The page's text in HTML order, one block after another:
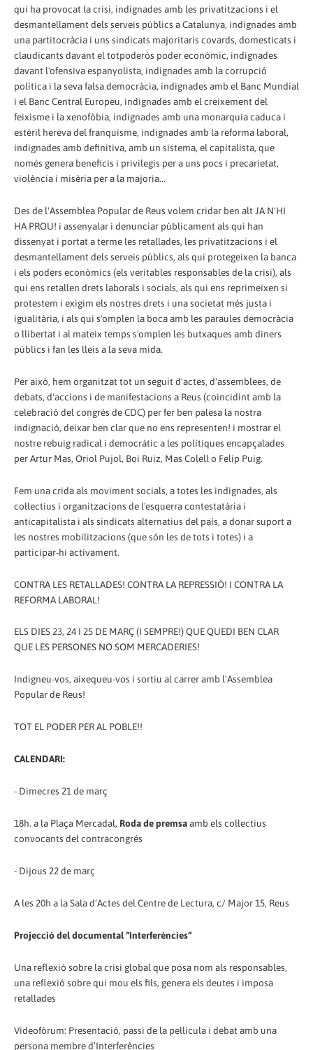
qui ha provocat la crisi, indignades amb les privatitzacions i el
desmantellament dels serveis públics a Catalunya, indignades amb
una partitocràcia i uns sindicats majoritaris covards, domesticats i
claudicants davant el totpoderós poder econòmic, indignades
davant l'ofensiva espanyolista, indignades amb la corrupció
política i la seva falsa democràcia, indignades amb el Banc Mundial
i el Banc Central Europeu, indignades amb el creixement del
feixisme i la xenofòbia, indignades amb una monarquia caduca i
estèril hereva del franquisme, indignades amb la reforma laboral,
indignades amb definitiva, amb un sistema, el capitalista, que
només genera beneficis i privilegis per a uns pocs i precarietat,
violència i misèria per a la majoria...
Des de l'Assemblea Popular de Reus volem cridar ben alt JA N'HI
HA PROU! i assenyalar i denunciar públicament als qui han
dissenyat i portat a terme les retallades, les privatitzacions i el
desmantellament dels serveis públics, als qui protegeixen la banca
i els poders econòmics (els veritables responsables de la crisi), als
qui ens retallen drets laborals i socials, als qui ens reprimeixen si
protestem i exigim els nostres drets i una societat més justa i
igualitària, i als qui s'omplen la boca amb les paraules democràcia
o llibertat i al mateix temps s'omplen les butxaques amb diners
públics i fan les lleis a la seva mida.
Per això, hem organitzat tot un seguit d'actes, d'assemblees, de
debats, d'accions i de manifestacions a Reus (coincidint amb la
celebració del congrés de CDC) per fer ben palesa la nostra
indignació, deixar ben clar que no ens representen! i mostrar el
nostre rebuig radical i democràtic a les polítiques encapçalades
per Artur Mas, Oriol Pujol, Boi Ruiz, Mas Colell o Felip Puig.
Fem una crida als moviment socials, a totes les indignades, als
col·lectius i organitzacions de l'esquerra contestatària i
anticapitalista i als sindicats alternatius del país, a donar suport a
les nostres mobilitzacions (que són les de tots i totes) i a
participar-hi activament.
CONTRA LES RETALLADES! CONTRA LA REPRESSIÓ! I CONTRA LA
REFORMA LABORAL!
ELS DIES 23, 24 I 25 DE MARÇ (I SEMPRE!) QUE QUEDI BEN CLAR
QUE LES PERSONES NO SOM MERCADERIES!
Indigneu-vos, aixequeu-vos i sortiu al carrer amb l'Assemblea
Popular de Reus!
TOT EL PODER PER AL POBLE!!
CALENDARI:
- Dimecres 21 de març
18h. a la Plaça Mercadal, Roda de premsaamb els col·lectius
convocants del contracongrés
- Dijous 22 de març
A les 20h a la Sala d’Actes del Centre de Lectura, c/ Major 15, Reus
Projecció del documental “Interferències“
Una reflexió sobre la crisi global que posa nom als responsables,
una reflexió sobre qui mou els fils, genera els deutes i imposa
retallades
Videofòrum: Presentació, passi de la pel·lícula i debat amb una
persona membre d’Interferències